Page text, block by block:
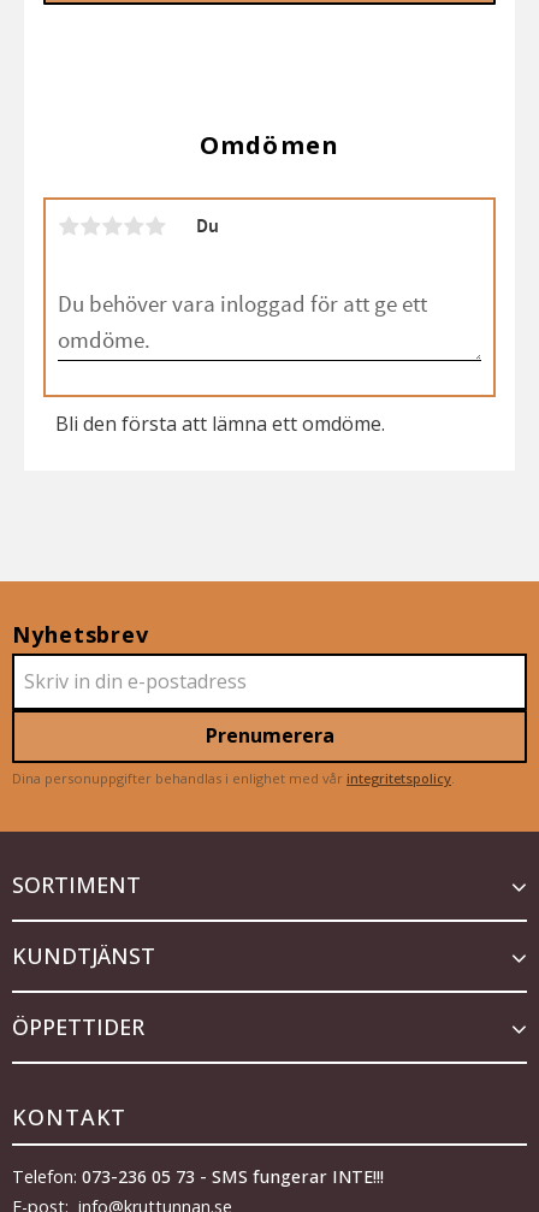
Omdömen
Du
Bli den första att lämna ett omdöme.
Nyhetsbrev
Prenumerera
Dina personuppgifter behandlas i enlighet med vår integritetspolicy
SORTIMENT
KUNDTJÄNST
ÖPPETTIDER
KONTAKT
Telefon: 073-236 05 73 - SMS fungerar INTE!!!
E-post: info@kruttunnan.se